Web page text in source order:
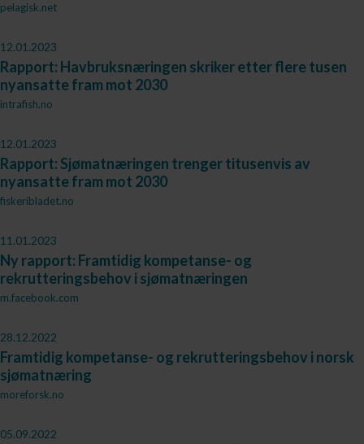
pelagisk.net
12.01.2023
Rapport: Havbruksnæringen skriker etter flere tusen
nyansatte fram mot 2030
intrafish.no
12.01.2023
Rapport: Sjømatnæringen trenger titusenvis av
nyansatte fram mot 2030
fiskeribladet.no
11.01.2023
Ny rapport: Framtidig kompetanse- og
rekrutteringsbehov i sjømatnæringen
m.facebook.com
28.12.2022
Framtidig kompetanse- og rekrutteringsbehov i norsk
sjømatnæring
moreforsk.no
05.09.2022